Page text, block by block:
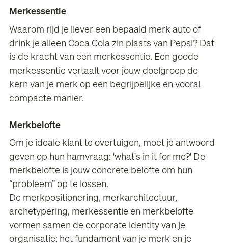
Merkessentie
Waarom rijd je liever een bepaald merk auto of
drink je alleen Coca Cola zin plaats van Pepsi? Dat
is de kracht van een merkessentie. Een goede
merkessentie vertaalt voor jouw doelgroep de
kern van je merk op een begrijpelijke en vooral
compacte manier.
Merkbelofte
Om je ideale klant te overtuigen, moet je antwoord
geven op hun hamvraag: 'what's in it for me?' De
merkbelofte is jouw concrete belofte om hun
“probleem” op te lossen.
De merkpositionering, merkarchitectuur,
archetypering, merkessentie en merkbelofte
vormen samen de corporate identity van je
organisatie: het fundament van je merk en je